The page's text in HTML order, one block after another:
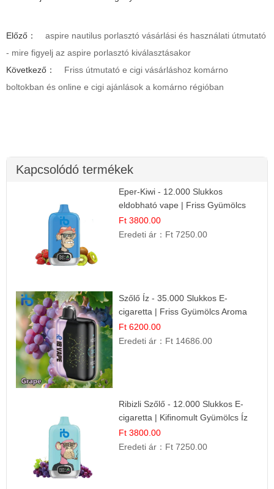
Előző：
aspire nautilus porlasztó vásárlási és használati útmutató
- mire figyelj az aspire porlasztó kiválasztásakor
Következő：
Friss útmutató e cigi vásárláshoz komárno
boltokban és online e cigi ajánlások a komárno régióban
Kapcsolódó termékek
Eper-Kiwi - 12.000 Slukkos
eldobható vape | Friss Gyümölcs
Kombináció
Ft 3800.00
Eredeti ár： Ft 7250.00
Szőlő Íz - 35.000 Slukkos E-
cigaretta | Friss Gyümölcs Aroma
Ft 6200.00
Eredeti ár： Ft 14686.00
Ribizli Szőlő - 12.000 Slukkos E-
cigaretta | Kifinomult Gyümölcs Íz
Ft 3800.00
Eredeti ár： Ft 7250.00